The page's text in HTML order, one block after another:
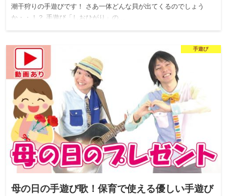
潮干狩りの手遊びです！ さあ一体どんな貝が出てくるのでしょう
か・・！？ 手遊び「しおひがり」の…
手遊び
母の日の手遊び歌！保育で使える優しい手遊び